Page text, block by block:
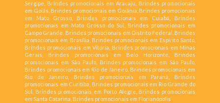
Sergipe, Brindes promocionais em Aracaju, Brindes promocionais
em Goiás, Brindes promocionais em Goiânia, Brindes promocionais
em Mato Grosso, Brindes promocionais em Cuiabá, Brindes
promocionais em Mato Grosso do Sul, Brindes promocionais em
Campo Grande, Brindes promocionais em Distrito Federal, Brindes
promocionais em Brasília, Brindes promocionais em Espírito Santo,
Brindes promocionais em Vitória, Brindes promocionais em Minas
Gerais, Brindes promocionais em Belo Horizonte, Brindes
promocionais em São Paulo, Brindes promocionais em São Paulo,
Brindes promocionais em Rio de Janeiro, Brindes promocionais em
Rio de Janeiro, Brindes promocionais em Paraná, Brindes
promocionais em Curitiba, Brindes promocionais em Rio Grande do
Sul, Brindes promocionais em Porto Alegre, Brindes promocionais
em Santa Catarina, Brindes promocionais em Florianópolis